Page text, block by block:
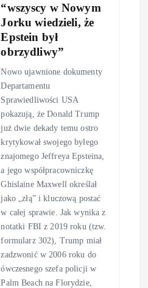
“wszyscy w Nowym
Jorku wiedzieli, że
Epstein był
obrzydliwy”
Nowo ujawnione dokumenty
Departamentu
Sprawiedliwości USA
pokazują, że Donald Trump
już dwie dekady temu ostro
krytykował swojego byłego
znajomego Jeffreya Epsteina,
a jego współpracowniczkę
Ghislaine Maxwell określał
jako „złą” i kluczową postać
w całej sprawie. Jak wynika z
notatki FBI z 2019 roku (tzw.
formularz 302), Trump miał
zadzwonić w 2006 roku do
ówczesnego szefa policji w
Palm Beach na Florydzie,